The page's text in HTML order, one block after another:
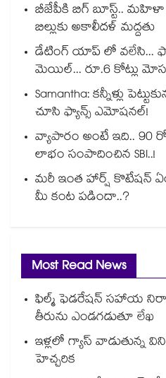
బీజేపీకి బిగ్ బూస్ట్..
బిల్లుకు అకాలీదళ్ మద్దతు
డేటింగ్ యాప్ లో వలేసి...
మెయిల్... రూ.6 కోట్లు
Samantha: కన్నీళ్లు
చూసి ఫ్యాన్స్ ఎమోషనల్!
వ్యాపారం అంటే ఇది.. 90
లాభం సంపాదించిన SBI..!
మరీ ఇంత హార్ష్ కొటేషన్
మీ కంట పడిందా..?
Most Read News
ఫిల్మ్ ఫెడరేషన్ సహాయ
తీరును ఎండగడుతూ లేఖ
ఇళ్లలో గ్యాస్ వాడుతున్న
హెచ్చరిక